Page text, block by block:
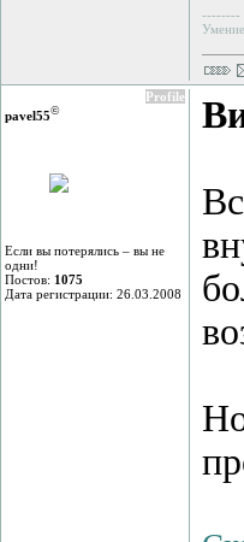
--------
Profile
pavel55©
Если вы потерялись – вы не
одни!
Постов: 1075
Дата регистрации: 26.03.2008